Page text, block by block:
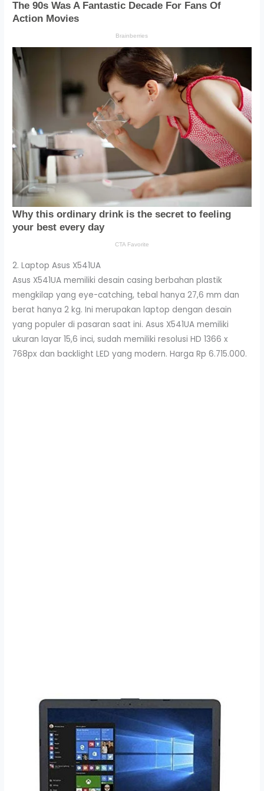
2. Laptop Asus X541UA
Asus X541UA memiliki desain casing berbahan plastik
mengkilap yang eye-catching, tebal hanya 27,6 mm dan
berat hanya 2 kg. Ini merupakan laptop dengan desain
yang populer di pasaran saat ini. Asus X541UA memiliki
ukuran layar 15,6 inci, sudah memiliki resolusi HD 1366 x
768px dan backlight LED yang modern. Harga Rp 6.715.000.